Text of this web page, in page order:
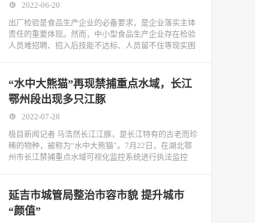
2022-06-20
出厂检验是食品生产企业的必备要求，是企业落实主体
责任的重要体现。然而，中小型食品生产企业存在检验
人员难招聘、招入后技能不达标、人员留不住等现实困
“水中大熊猫”再现禁捕重点水域，长江
鄂州段出现多只江豚
2022-07-28
极目新闻记者 马浩然长江江豚，是长江特有的古老而珍
稀的物种，被称为“水中大熊猫”。7月22日，在湖北鄂
州市长江禁捕重点水域可视化监控系统进行执法监控
延吉市城管局整治市容市貌 提升城市
“颜值”